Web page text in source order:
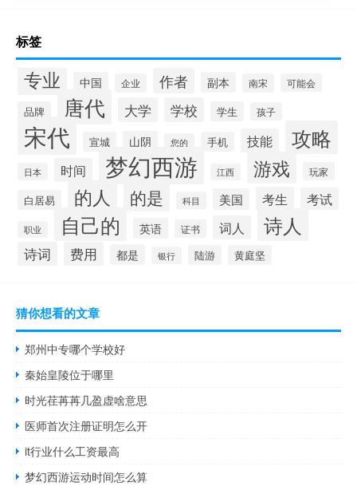
标签
专业 中国 企业 作者 副本 南宋 可能会
品牌 唐代 大学 学校 学生 孩子
宋代 宣城 山阴 您的 手机 技能 攻略
日本 时间 梦幻西游 江西 游戏 玩家
白居易 的人 的是 科目 美国 考生 考试
职业 自己的 英语 证书 词人 诗人
诗词 费用 都是 银行 陆游 黄庭坚
猜你想看的文章
郑州中专哪个学校好
秦始皇陵位于哪里
时光荏苒苒几盈虚啥意思
医师首次注册证明怎么开
it行业什么工资最高
梦幻西游运动时间怎么算